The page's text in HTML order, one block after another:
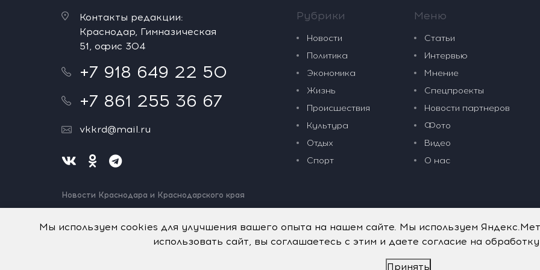
Контакты редакции:
Краснодар, Гимназическая
51, офис 304
+7 918 649 22 50
+7 861 255 36 67
vkkrd@mail.ru
Новости Краснодара и Краснодарского края
Нашли ошибку? Выделите и нажмите Ctrl+Enter.
Рубрики
Новости
Политика
Экономика
Жизнь
Происшествия
Культура
Отдых
Спорт
Меню
Статьи
Интервью
Мнение
Спецпроекты
Новости партнеров
Фото
Видео
О нас
Политика обработки персональных данных
Мы используем cookies для улучшения вашего опыта на нашем сайте. Мы используем
использовать сайт, вы соглашаетесь с этим и даете согласие на
Принять